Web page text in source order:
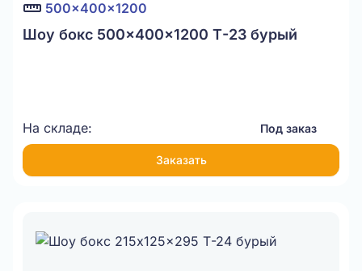
500x400x1200
Шоу бокс 500x400x1200 Т-23 бурый
На складе: Под заказ
Заказать